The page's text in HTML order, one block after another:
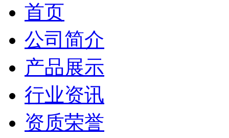
首页
公司简介
产品展示
行业资讯
资质荣誉